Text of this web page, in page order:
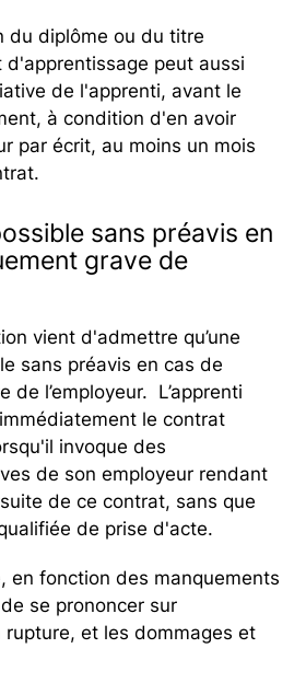
du diplôme ou du titre
d'apprentissage peut aussi
de l'apprenti, avant le
à condition d'en avoir
par écrit, au moins un mois
sans préavis en
grave de
vient d'admettre qu’une
sans préavis en cas de
de l’employeur. L’apprenti
le contrat
invoque des
de son employeur rendant
de ce contrat, sans que
de prise d'acte.
en fonction des manquements
se prononcer sur
et les dommages et